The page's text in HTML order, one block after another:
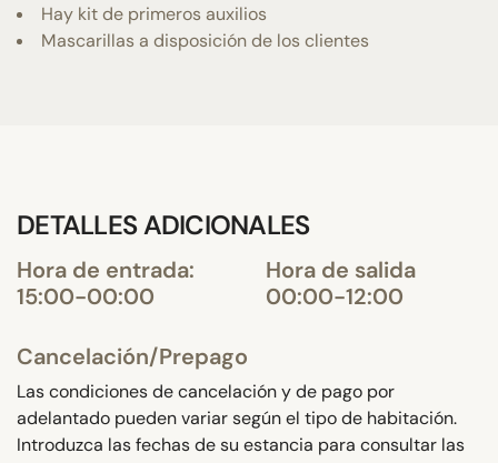
Hay kit de primeros auxilios
Mascarillas a disposición de los clientes
DETALLES ADICIONALES
Hora de entrada:
15:00-00:00
Hora de salida
00:00-12:00
Cancelación/Prepago
Las condiciones de cancelación y de pago por
adelantado pueden variar según el tipo de habitación.
Introduzca las fechas de su estancia para consultar las